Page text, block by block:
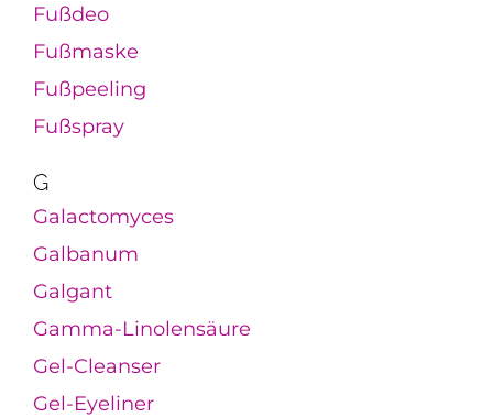
Fußdeo
Fußmaske
Fußpeeling
Fußspray
G
Galactomyces
Galbanum
Galgant
Gamma-Linolensäure
Gel-Cleanser
Gel-Eyeliner